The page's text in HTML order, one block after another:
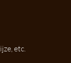
etc.